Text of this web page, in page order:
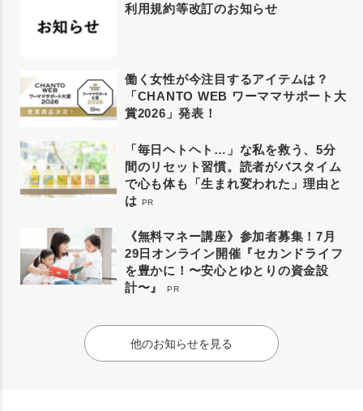
利用規約等改訂のお知らせ
働く女性が今注目するアイテムは？
「CHANTO WEB ワーママサポート大
賞2026」発表！
「毎日ヘトヘト…」な私を救う、5分
間のリセット習慣。読者がバスタイム
で心も体も「生まれ変われた」理由と
は PR
《無料マネー講座》参加者募集！7月
29日オンライン開催『セカンドライフ
を豊かに！〜安心とゆとりの資金設
計〜』
PR
他のお知らせを見る